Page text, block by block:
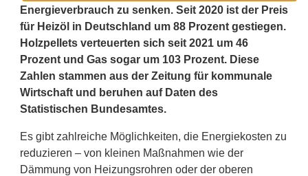
Energieverbrauch zu senken. Seit 2020 ist der Preis
für Heizöl in Deutschland um 88 Prozent gestiegen.
Holzpellets verteuerten sich seit 2021 um 46
Prozent und Gas sogar um 103 Prozent. Diese
Zahlen stammen aus der Zeitung für kommunale
Wirtschaft und beruhen auf Daten des
Statistischen Bundesamtes.
Es gibt zahlreiche Möglichkeiten, die Energiekosten zu
reduzieren – von kleinen Maßnahmen wie der
Dämmung von Heizungsrohren oder der oberen